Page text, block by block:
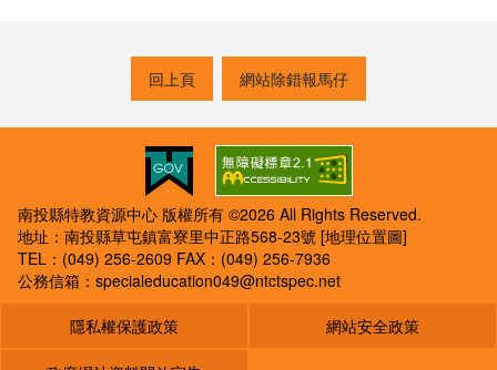
回上頁 網站除錯報馬仔
南投縣特教資源中心 版權所有 ©2026 All Rights Reserved.
地址：南投縣草屯鎮富寮里中正路568-23號 [地理位置圖]
TEL：(049) 256-2609 FAX：(049) 256-7936
公務信箱： specialeducation049@ntctspec.net
隱私權保護政策 網站安全政策